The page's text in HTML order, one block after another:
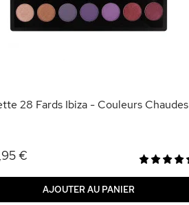
28 Fards Ibiza - Couleurs Chaudes
€
AJOUTER AU PANIER